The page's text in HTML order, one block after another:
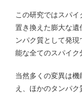
この研究ではスパ
置き換えた膨大な
ンパク質として発
能な全てのスパイ
当然多くの変異は
え、ほかのタンパ